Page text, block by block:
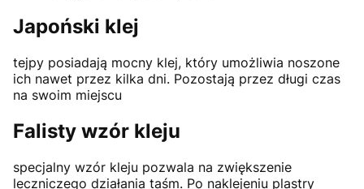
Japoński klej
tejpy posiadają mocny klej, który umożliwia noszone
ich nawet przez kilka dni. Pozostają przez długi czas
na swoim miejscu
Falisty wzór kleju
specjalny wzór kleju pozwala na zwiększenie
leczniczego działania taśm. Po naklejeniu plastry